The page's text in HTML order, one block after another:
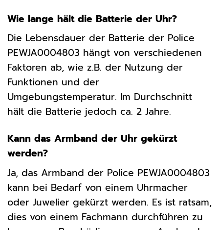
Wie lange hält die Batterie der Uhr?
Die Lebensdauer der Batterie der Police
PEWJA0004803 hängt von verschiedenen
Faktoren ab, wie z.B. der Nutzung der
Funktionen und der
Umgebungstemperatur. Im Durchschnitt
hält die Batterie jedoch ca. 2 Jahre.
Kann das Armband der Uhr gekürzt
werden?
Ja, das Armband der Police PEWJA0004803
kann bei Bedarf von einem Uhrmacher
oder Juwelier gekürzt werden. Es ist ratsam,
dies von einem Fachmann durchführen zu